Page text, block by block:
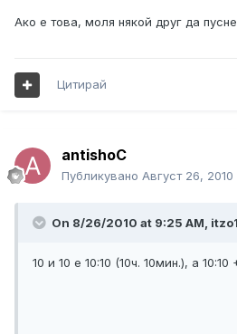
Ако е това, моля някой друг да
Цитирай
antishoC
Публикувано Август 26, 2010
On 8/26/2010 at 9:25 AM,
10 и 10 е 10:10 (10ч. 10мин.), а 10:10